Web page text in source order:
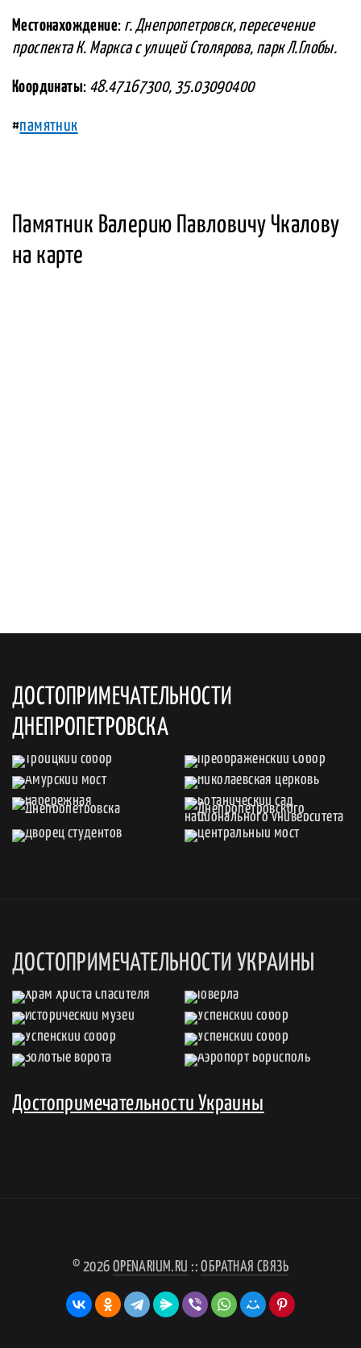
Местонахождение: г. Днепропетровск, пересечение
проспекта К. Маркса с улицей Столярова, парк Л.Глобы.
Координаты: 48.47167300, 35.03090400
#памятник
Памятник Валерию Павловичу Чкалову
на карте
ДОСТОПРИМЕЧАТЕЛЬНОСТИ
ДНЕПРОПЕТРОВСКА
ДОСТОПРИМЕЧАТЕЛЬНОСТИ УКРАИНЫ
Достопримечательности Украины
© 2026 OPENARIUM.RU ::ОБРАТНАЯ СВЯЗЬ